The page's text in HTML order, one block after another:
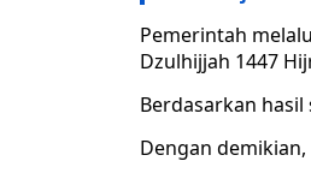
Pemerintah
Dzulhijjah 1447
Berdasarkan hasil
Dengan demikian,